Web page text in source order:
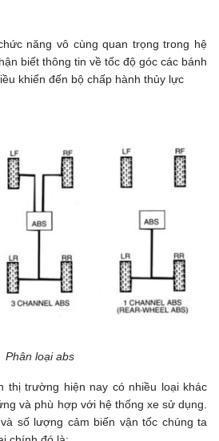
năng vô cùng quan trọng trong hệ
biết thông tin về tốc độ góc các bánh
khiển đến bộ chấp hành thủy lực
Phân loại abs
thị trường hiện nay có nhiều loại khác
và phù hợp với hệ thống xe sử dụng.
số lượng cảm biến vận tốc chúng ta